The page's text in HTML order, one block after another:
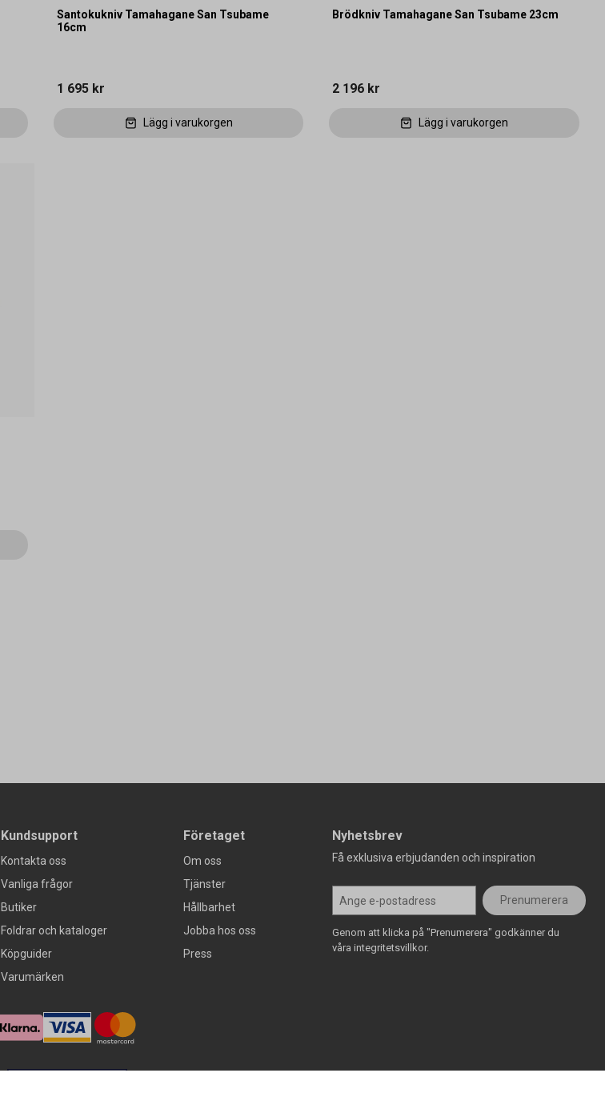
Santokukniv Tamahagane San Tsubame
16cm
1 695 kr
Lägg i varukorgen
Brödkniv Tamahagane San Tsubame 23cm
2 196 kr
Lägg i varukorgen
Kundsupport
Kontakta oss
Vanliga frågor
Butiker
Foldrar och kataloger
Köpguider
Varumärken
Företaget
Om oss
Tjänster
Hållbarhet
Jobba hos oss
Press
Nyhetsbrev
Få exklusiva erbjudanden och inspiration
Prenumerera
Genom att klicka på "Prenumerera" godkänner du
våra integritetsvillkor.